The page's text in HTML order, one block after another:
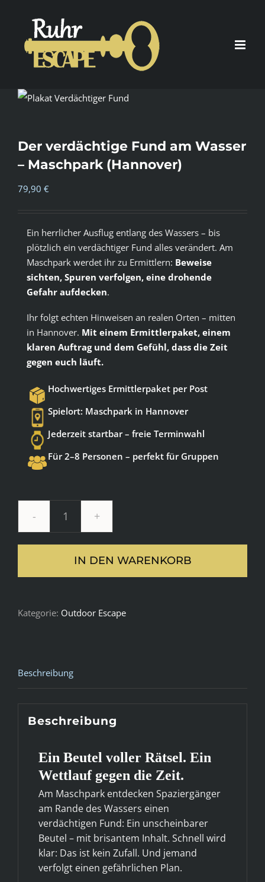
springen
Der verdächtige Fund am Wasser
– Maschpark (Hannover)
79,90 €
Ein herrlicher Ausflug entlang des Wassers – bis
plötzlich ein verdächtiger Fund alles verändert. Am
Maschpark werdet ihr zu Ermittlern: Beweise
sichten, Spuren verfolgen, eine drohende
Gefahr aufdecken.
Ihr folgt echten Hinweisen an realen Orten – mitten
in Hannover. Mit einem Ermittlerpaket, einem
klaren Auftrag und dem Gefühl, dass die Zeit
gegen euch läuft.
Hochwertiges Ermittlerpaket per Post
Spielort: Maschpark in Hannover
Jederzeit startbar – freie Terminwahl
Für 2–8 Personen – perfekt für Gruppen
Der
verdächtige
Fund
am
-
Menge
IN DEN WARENKORB
Kategorie: Outdoor Escape
Beschreibung
Beschreibung
Ein Beutel voller Rätsel. Ein
Wettlauf gegen die Zeit.
Am Maschpark entdecken Spaziergänger
am Rande des Wassers einen
verdächtigen Fund: Ein unscheinbarer
Beutel – mit brisantem Inhalt. Schnell wird
klar: Das ist kein Zufall. Und jemand
verfolgt einen gefährlichen Plan.